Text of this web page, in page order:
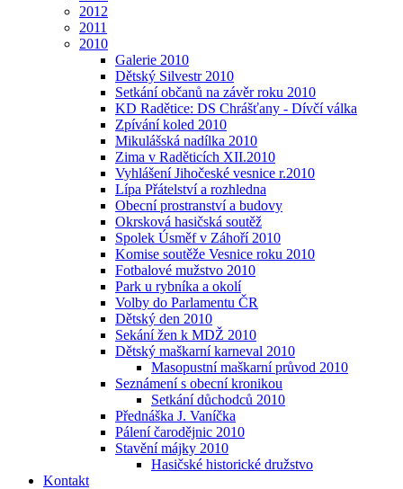
2012
2011
2010
Galerie 2010
Dětský Silvestr 2010
Setkání občanů na závěr roku 2010
KD Radětice: DS Chrášťany - Dívčí válka
Zpívání koled 2010
Mikulášská nadílka 2010
Zima v Raděticích XII.2010
Vyhlášení Jihočeské vesnice r.2010
Lípa Přátelství a rozhledna
Obecní prostranství a budovy
Okrsková hasičská soutěž
Spolek Úsměf v Záhoří 2010
Komise soutěže Vesnice roku 2010
Fotbalové mužstvo 2010
Park u rybníka a okolí
Volby do Parlamentu ČR
Dětský den 2010
Sekání žen k MDŽ 2010
Dětský maškarní karneval 2010
Masopustní maškarní průvod 2010
Seznámení s obecní kronikou
Setkání důchodců 2010
Přednáška J. Vaníčka
Pálení čarodějnic 2010
Stavění májky 2010
Hasičské historické družstvo
Kontakt